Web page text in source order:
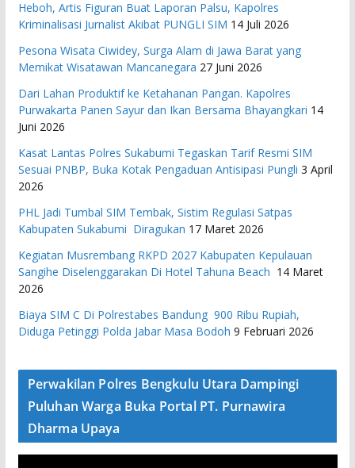
Heboh, Artis Figuran Buat Laporan Palsu, Kapolres
Kriminalisasi Jurnalist Akibat PUNGLI SIM 14 Juli 2026
Pesona Wisata Ciwidey, Surga Alam di Jawa Barat yang
Memikat Wisatawan Mancanegara 27 Juni 2026
Dari Lahan Produktif ke Ketahanan Pangan. Kapolres
Purwakarta Panen Sayur dan Ikan Bersama Bhayangkari 14
Juni 2026
Kasat Lantas Polres Sukabumi Tegaskan Tarif Resmi SIM
Sesuai PNBP, Buka Kotak Pengaduan Antisipasi Pungli 3 April
2026
PHL Jadi Tumbal SIM Tembak, Sistim Regulasi Satpas
Kabupaten Sukabumi Diragukan 17 Maret 2026
Kegiatan Musrembang RKPD 2027 ​Kabupaten Kepulauan
Sangihe Diselenggarakan Di Hotel Tahuna Beach 14 Maret
2026
Biaya SIM C Di Polrestabes Bandung 900 Ribu Rupiah,
Diduga Petinggi Polda Jabar Masa Bodoh 9 Februari 2026
Perwakilan Polres Bengkulu Utara Dampingi
Puluhan Warga Buka Portal PT. Purnawira
Dharma Upaya